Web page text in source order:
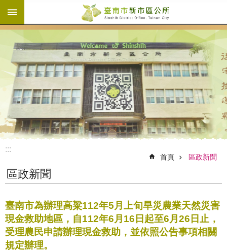
跳到主要內容區塊
:::
首頁 區政新聞
區政新聞
臺南市為辦理高粱112年5月上旬旱災農業天然災害
現金救助地區，自112年6月16日起至6月26日止，
受理農民申請辦理現金救助，並依照公告事項相關
規定辦理。